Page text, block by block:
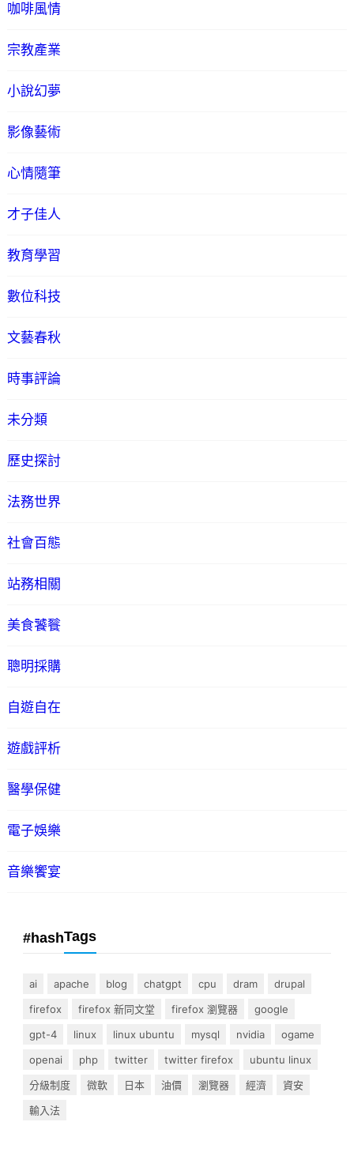
咖啡風情
宗教產業
小說幻夢
影像藝術
心情隨筆
才子佳人
教育學習
數位科技
文藝春秋
時事評論
未分類
歷史探討
法務世界
社會百態
站務相關
美食饕餮
聰明採購
自遊自在
遊戲評析
醫學保健
電子娛樂
音樂饗宴
#hashTags
ai apache blog chatgpt cpu dram
drupal
firefox
firefox 新同文堂 firefox 瀏覽器
google
gpt-4
linux linux ubuntu mysql nvidia
ogame
openai
php twitter twitter firefox
ubuntu linux
分級制度
微軟 日本 油價 瀏覽器 經濟
資安
輸入法